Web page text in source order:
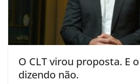
O CLT virou proposta. E
dizendo não.